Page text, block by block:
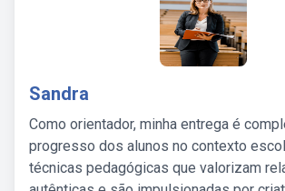
Sandra
Como orientador, minha entrega é
progresso dos alunos no contexto
técnicas pedagógicas que valorizam